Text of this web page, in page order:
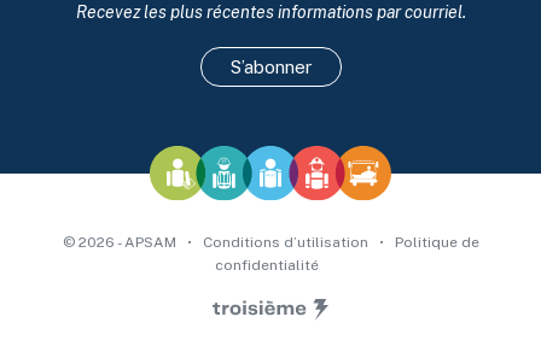
Recevez les plus récentes informations par courriel.
S’abonner
© 2026 - APSAM • Conditions d’utilisation •
Politique de
confidentialité